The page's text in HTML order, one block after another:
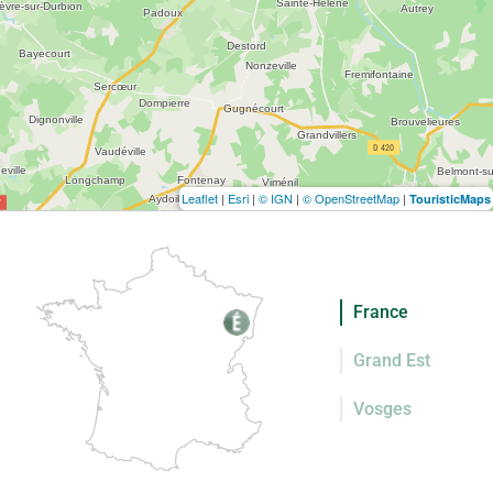
Leaflet | Esri | © IGN | © OpenStreetMap | TouristicMaps
France
Grand Est
Vosges